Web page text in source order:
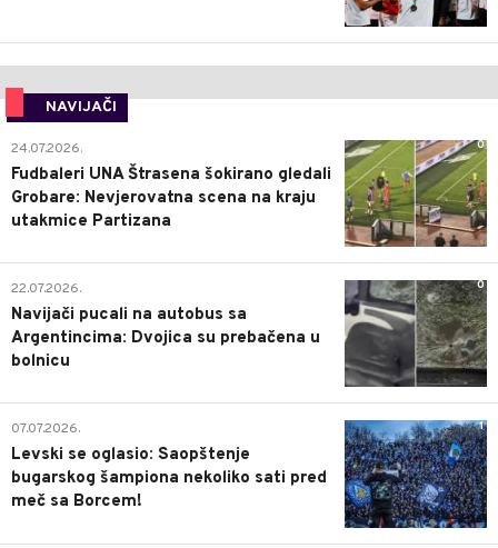
NAVIJAČI
0
24.07.2026.
Fudbaleri UNA Štrasena šokirano gledali
Grobare: Nevjerovatna scena na kraju
utakmice Partizana
0
22.07.2026.
Navijači pucali na autobus sa
Argentincima: Dvojica su prebačena u
bolnicu
1
07.07.2026.
Levski se oglasio: Saopštenje
bugarskog šampiona nekoliko sati pred
meč sa Borcem!